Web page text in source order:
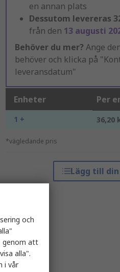
en annan plats
Dessutom levereras
från den 13 augusti
Behöver du mer? Ange
behöver och klicka på
leveransdatum"
Enheter Per
1 + 36,20
*vägledande pris
Lägg till
och
genom att
alla".
i vår